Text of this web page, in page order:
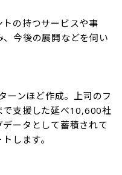
の持つサービスや事
今後の展開などを伺い
ーンほど作成。上司のフ
で支援した延べ10,600社
ータとして蓄積されて
します。